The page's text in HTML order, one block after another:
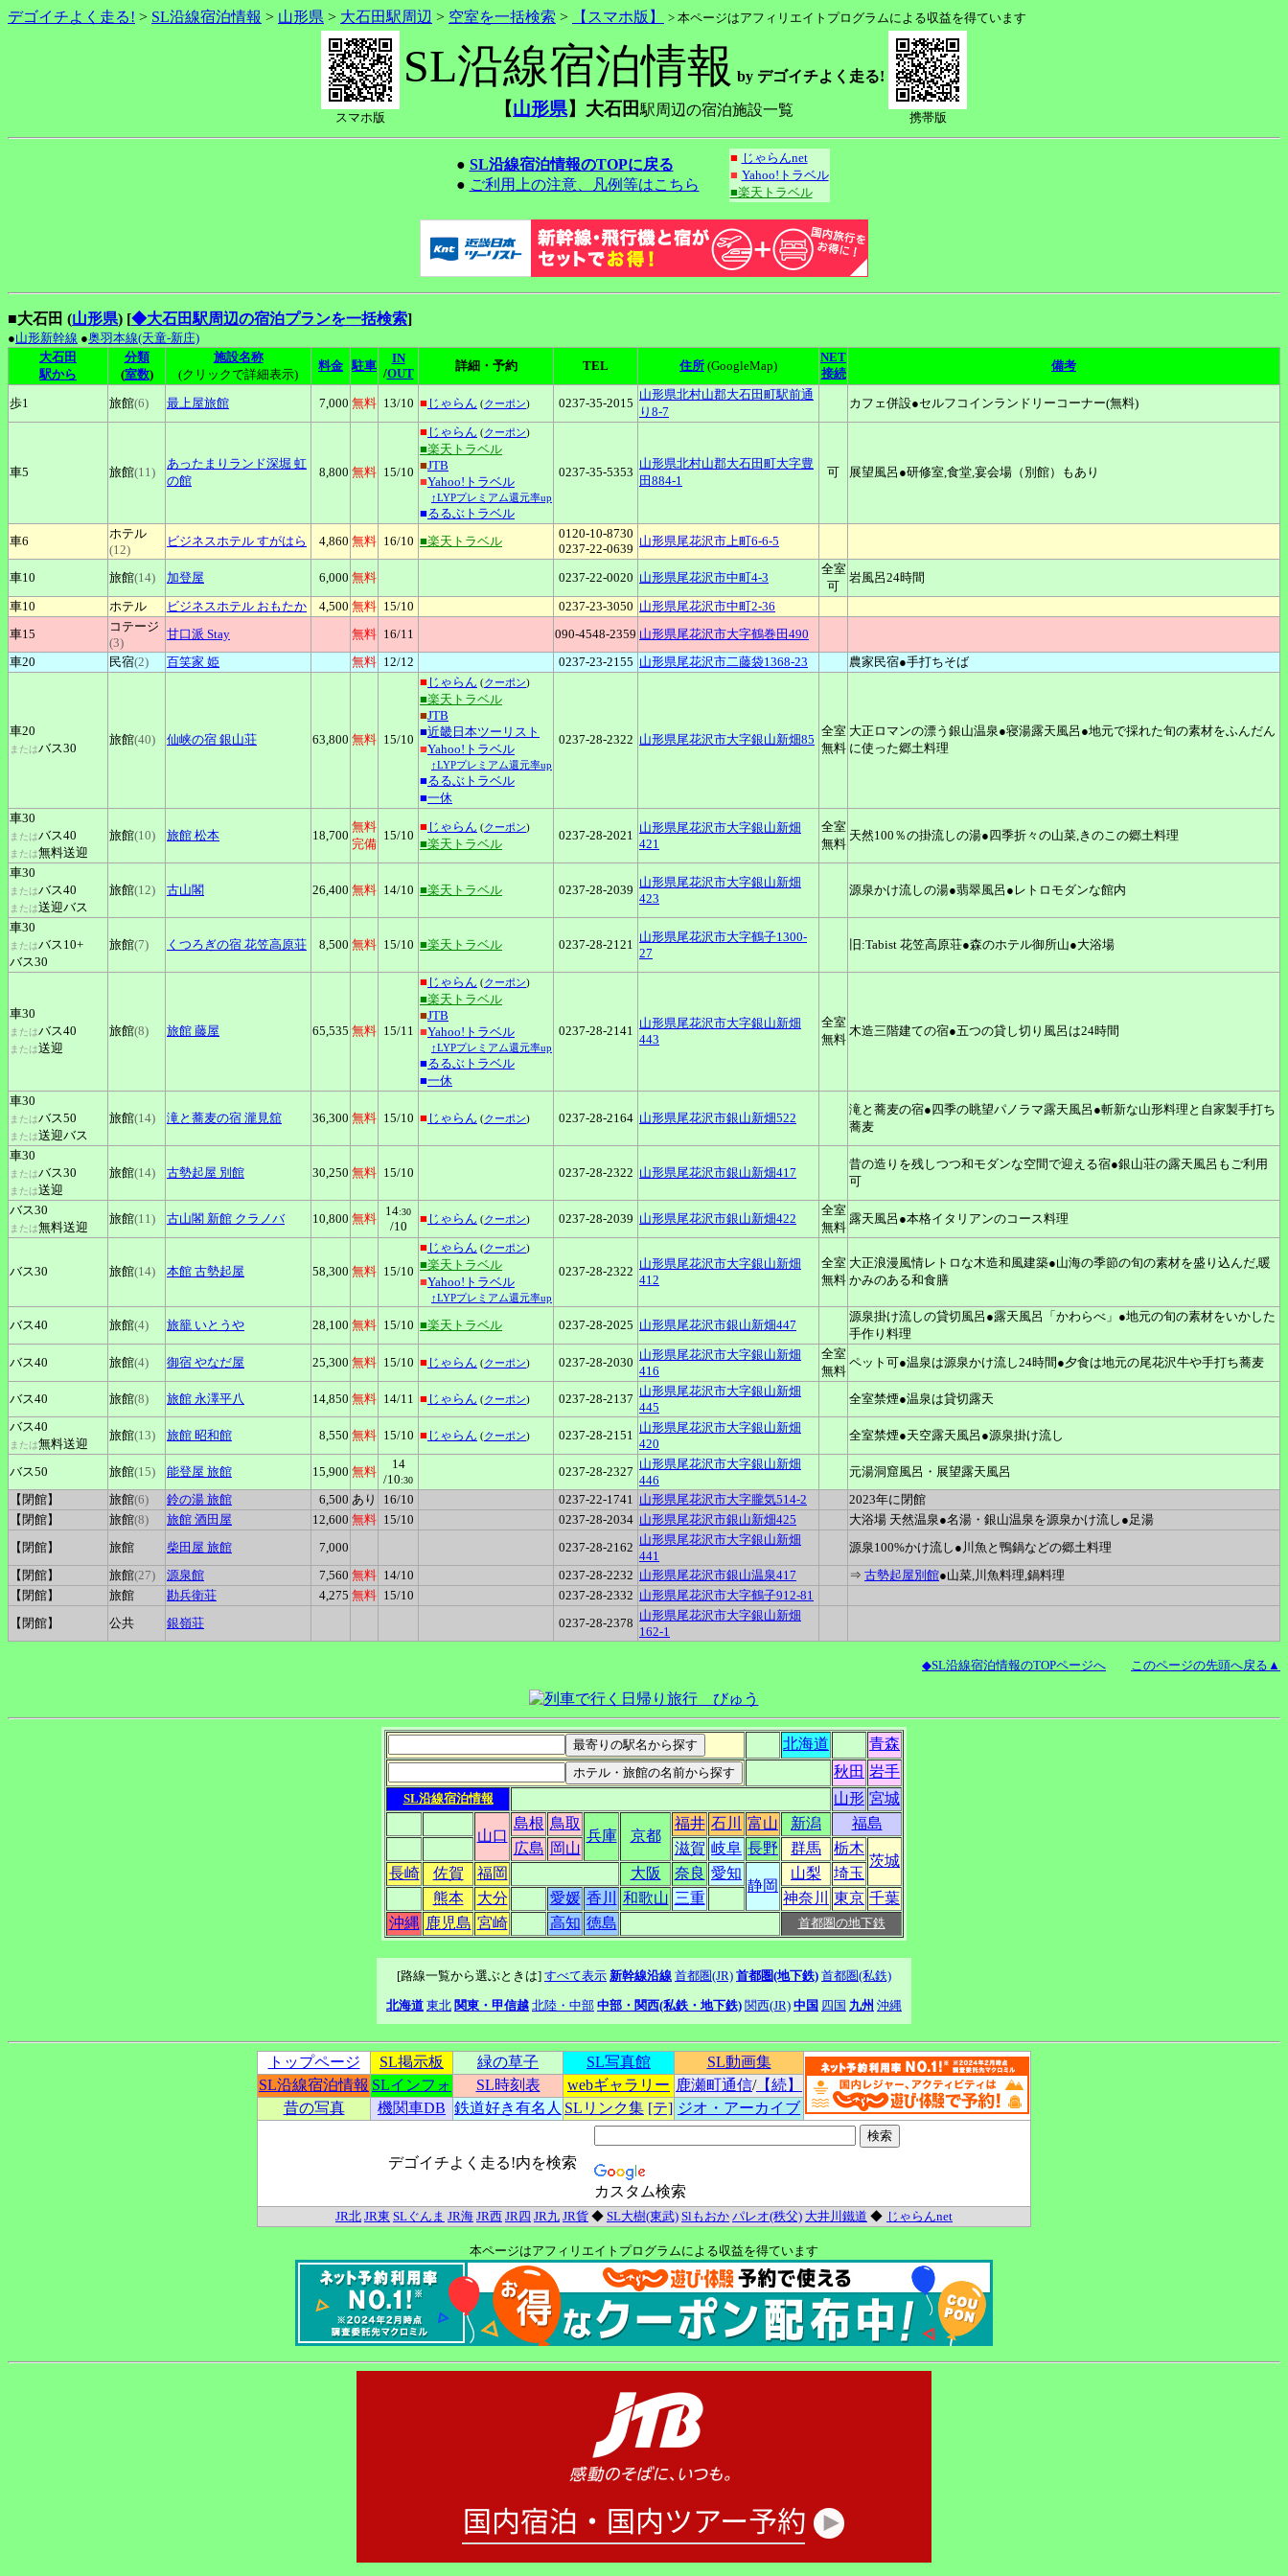
デゴイチよく走る! > SL沿線宿泊情報 > 山形県 > 大石田駅周辺 > 空室を一括検索 > 【スマホ版】 > 本ページはアフィリエイトプログラムによる収益を得ています
スマホ版
SL沿線宿泊情報 by デゴイチよく走る!
【山形県】大石田 駅周辺の宿泊施設一覧 携帯版
● SL沿線宿泊情報のTOPに戻る
● ご利用上の注意、凡例等はこちら
■ じゃらんnet
■ Yahoo!トラベル
■楽天トラベル
■大石田 (山形県) [◆大石田駅周辺の宿泊プランを一括検索]
●山形新幹線 ●奥羽本線(天童-新庄)
大石田
駅から
分類
(室数)
施設名称
(クリックで詳細表示)
料金 駐車
IN
/OUT
詳細・予約 TEL 住所 (GoogleMap)
NET
接続
備考
歩1 旅館(6) 最上屋旅館 7,000 無料 13/10 ■ じゃらん (クーポン) 0237-35-2015
山形県北村山郡大石田町駅前通
り8-7
カフェ併設●セルフコインランドリーコーナー(無料)
車5 旅館(11)
あったまりランド深堀 虹
の館
8,800 無料 15/10
■ じゃらん (クーポン)
■楽天トラベル
■JTB
■Yahoo!トラベル
↑LYPプレミアム還元率up
■るるぶトラベル
0237-35-5353
山形県北村山郡大石田町大字豊
田884-1
可 展望風呂●研修室,食堂,宴会場（別館）もあり
車6
ホテル
(12)
ビジネスホテル すがはら 4,860 無料 16/10 ■楽天トラベル
0120-10-8730
0237-22-0639
山形県尾花沢市上町6-6-5
車10 旅館(14) 加登屋 6,000 無料 0237-22-0020 山形県尾花沢市中町4-3
全室
可
岩風呂24時間
車10
ホテル ビジネスホテル おもたか 4,500 無料 15/10 0237-23-3050 山形県尾花沢市中町2-36
車15
コテージ
(3)
甘口派 Stay 無料 16/11 090-4548-2359 山形県尾花沢市大字鶴巻田490
車20
民宿(2) 百笑家 姫 無料 12/12 0237-23-2155 山形県尾花沢市二藤袋1368-23 農家民宿●手打ちそば
車20
またはバス30
旅館(40) 仙峡の宿 銀山荘 63,800 無料 15/10
■ じゃらん (クーポン)
■楽天トラベル
■JTB
■近畿日本ツーリスト
■Yahoo!トラベル
↑LYPプレミアム還元率up
■るるぶトラベル
■一休
0237-28-2322 山形県尾花沢市大字銀山新畑85
全室
無料
大正ロマンの漂う銀山温泉●寝湯露天風呂●地元で採れた旬の素材をふんだん
に使った郷土料理
車30
またはバス40
または無料送迎
旅館(10) 旅館 松本 18,700
無料
完備
15/10
■ じゃらん (クーポン)
■楽天トラベル
0237-28-2021
山形県尾花沢市大字銀山新畑
421
全室
無料
天然100％の掛流しの湯●四季折々の山菜,きのこの郷土料理
車30
またはバス40
または送迎バス
旅館(12) 古山閣 26,400 無料 14/10 ■楽天トラベル 0237-28-2039
山形県尾花沢市大字銀山新畑
423
源泉かけ流しの湯●翡翠風呂●レトロモダンな館内
車30
またはバス10+
バス30
旅館(7) くつろぎの宿 花笠高原荘 8,500 無料 15/10 ■楽天トラベル 0237-28-2121
山形県尾花沢市大字鶴子1300-
27
旧:Tabist 花笠高原荘●森のホテル御所山●大浴場
車30
またはバス40
または送迎
旅館(8) 旅館 藤屋 65,535 無料 15/11
■ じゃらん (クーポン)
■楽天トラベル
■JTB
■Yahoo!トラベル
↑LYPプレミアム還元率up
■るるぶトラベル
■一休
0237-28-2141
山形県尾花沢市大字銀山新畑
443
全室
無料
木造三階建ての宿●五つの貸し切り風呂は24時間
車30
またはバス50
または送迎バス
旅館(14) 滝と蕎麦の宿 瀧見舘 36,300 無料 15/10 ■ じゃらん (クーポン) 0237-28-2164 山形県尾花沢市銀山新畑522
滝と蕎麦の宿●四季の眺望パノラマ露天風呂●斬新な山形料理と自家製手打ち
蕎麦
車30
またはバス30
または送迎
旅館(14) 古勢起屋 別館 30,250 無料 15/10 0237-28-2322 山形県尾花沢市銀山新畑417
昔の造りを残しつつ和モダンな空間で迎える宿●銀山荘の露天風呂もご利用
可
バス30
または無料送迎
旅館(11) 古山閣 新館 クラノバ 10,800 無料
14:30
/10
■ じゃらん (クーポン) 0237-28-2039 山形県尾花沢市銀山新畑422
全室
無料
露天風呂●本格イタリアンのコース料理
バス30 旅館(14) 本館 古勢起屋 58,300 無料 15/10
■ じゃらん (クーポン)
■楽天トラベル
■Yahoo!トラベル
↑LYPプレミアム還元率up
0237-28-2322
山形県尾花沢市大字銀山新畑
412
全室
無料
大正浪漫風情レトロな木造和風建築●山海の季節の旬の素材を盛り込んだ,暖
かみのある和食膳
バス40 旅館(4) 旅籠 いとうや 28,100 無料 15/10 ■楽天トラベル 0237-28-2025 山形県尾花沢市銀山新畑447
源泉掛け流しの貸切風呂●露天風呂「かわらべ」●地元の旬の素材をいかした
手作り料理
バス40
旅館(4) 御宿 やなだ屋 25,300 無料 15/10 ■ じゃらん (クーポン) 0237-28-2030
山形県尾花沢市大字銀山新畑
416
全室
無料
ペット可●温泉は源泉かけ流し24時間●夕食は地元の尾花沢牛や手打ち蕎麦
バス40 旅館(8) 旅館 永澤平八 14,850 無料 14/11 ■ じゃらん (クーポン) 0237-28-2137
山形県尾花沢市大字銀山新畑
445
全室禁煙●温泉は貸切露天
バス40
または無料送迎
旅館(13) 旅館 昭和館 8,550 無料 15/10 ■ じゃらん (クーポン) 0237-28-2151
山形県尾花沢市大字銀山新畑
420
全室禁煙●天空露天風呂●源泉掛け流し
バス50 旅館(15) 能登屋 旅館 15,900 無料
14
/10:30
0237-28-2327
山形県尾花沢市大字銀山新畑
446
元湯洞窟風呂・展望露天風呂
【閉館】
旅館(6) 鈴の湯 旅館 6,500 あり 16/10 0237-22-1741 山形県尾花沢市大字朧気514-2
2023年に閉館
【閉館】
旅館(8) 旅館 酒田屋 12,600 無料 15/10 0237-28-2034 山形県尾花沢市銀山新畑425
大浴場 天然温泉●名湯・銀山温泉を源泉かけ流し●足湯
【閉館】
旅館 柴田屋 旅館 7,000 0237-28-2162
山形県尾花沢市大字銀山新畑
441
源泉100%かけ流し●川魚と鴨鍋などの郷土料理
【閉館】
旅館(27) 源泉館 7,560 無料 14/10 0237-28-2232 山形県尾花沢市銀山温泉417 ⇒ 古勢起屋別館●山菜,川魚料理,鍋料理
【閉館】
旅館 勘兵衛荘 4,275 無料 15/10 0237-28-2332 山形県尾花沢市大字鶴子912-81
【閉館】
公共 銀嶺荘 0237-28-2378
山形県尾花沢市大字銀山新畑
162-1
◆SL沿線宿泊情報のTOPページへ このページの先頭へ戻る▲
北海道
青森
秋田 岩手
SL沿線宿泊情報 山形 宮城
山口
島根 鳥取
兵庫 京都
福井 石川 富山 新潟
福島
広島 岡山 滋賀 岐阜 長野 群馬 栃木
茨城
長崎 佐賀 福岡 大阪 奈良 愛知
静岡
山梨
埼玉
熊本
大分 愛媛 香川 和歌山 三重 神奈川 東京 千葉
沖縄 鹿児島 宮崎 高知 徳島 首都圏の地下鉄
[路線一覧から選ぶときは] すべて表示 新幹線沿線 首都圏(JR) 首都圏(地下鉄) 首都圏(私鉄)
北海道 東北 関東・甲信越 北陸・中部 中部・関西(私鉄・地下鉄) 関西(JR) 中国 四国 九州 沖縄
トップページ SL掲示板 緑の草子 SL写真館
SL動画集
SL沿線宿泊情報 SLインフォ SL時刻表 webギャラリー 鹿瀬町通信/【続】
昔の写真
機関車DB 鉄道好き有名人 SLリンク集 [テ] ジオ・アーカイブ
デゴイチよく走る!内を検索
カスタム検索
JR北 JR東 SLぐんま JR海 JR西 JR四 JR九 JR貨 ◆ SL大樹(東武) Slもおか パレオ(秩父) 大井川鐵道 ◆ じゃらんnet
本ページはアフィリエイトプログラムによる収益を得ています